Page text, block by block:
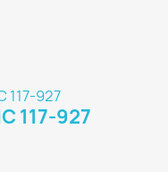
117-927